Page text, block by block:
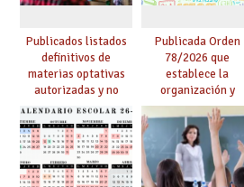
Publicados listados
definitivos de
materias optativas
autorizadas y no
autorizadas en ESO y
Bachillerato,
definidas por los
centros
Publicada Orden
78/2026 que
establece la
organización y
desarrollo de los
programas bilingües
y plurilingües